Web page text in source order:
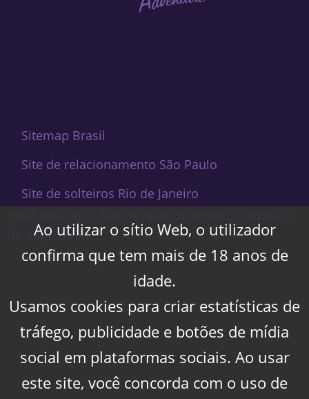
Ao utilizar o sítio Web, o utilizador
confirma que tem mais de 18 anos de
idade.
Usamos cookies para criar estatísticas de
tráfego, publicidade e botões de mídia
social em plataformas sociais. Ao usar
este site, você concorda com o uso de
Sitemap Brasil
Site de relacionamento São Paulo
Site de solteiros Rio de Janeiro
de Itapemirim